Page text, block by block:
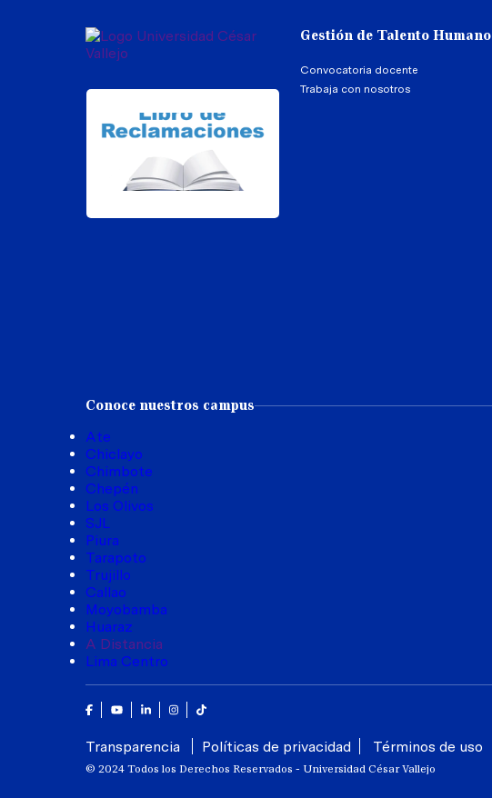
Gestión de Talento Humano
Convocatoria docente
Trabaja con nosotros
Conoce nuestros campus
Ate
Chiclayo
Chimbote
Chepén
Los Olivos
SJL
Piura
Tarapoto
Trujillo
Callao
Moyobamba
Huaraz
A Distancia
Lima Centro
Facebook
YoutubeLinkedinInstagram
Tik Tok
Transparencia Políticas de privacidad Términos de uso
© 2024 Todos los Derechos Reservados - Universidad César Vallejo